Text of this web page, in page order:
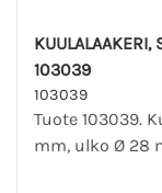
KUULALAAKERI,
103039
103039
Tuote 103039.
mm, ulko Ø 28